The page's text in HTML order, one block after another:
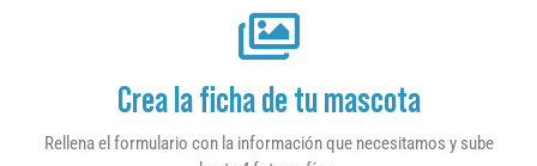
Crea la ficha de tu mascota
Rellena el formulario con la información que necesitamos y sube